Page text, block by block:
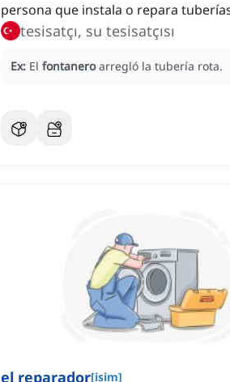
persona que instala o repara
tesisatçı, su tesisatçısı
Ex: El fontanero arregló la tubería rota.
el reparador[isim]